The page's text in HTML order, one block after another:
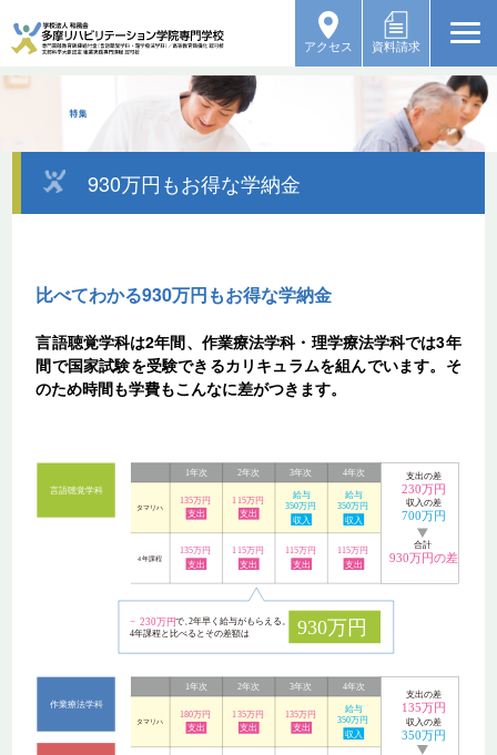
アクセス 資料請求
930万円もお得な学納金
比べてわかる930万円もお得な学納金
言語聴覚学科は2年間、作業療法学科・理学療法学科では3年
間で国家試験を受験できるカリキュラムを組んでいます。そ
のため時間も学費もこんなに差がつきます。